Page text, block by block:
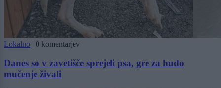
Lokalno | 0 komentarjev
Danes so v zavetišče sprejeli psa, gre za hudo
mučenje živali